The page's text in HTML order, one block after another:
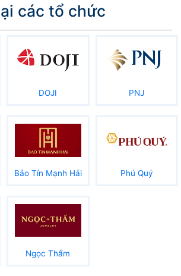
các tổ chức
DOJI PNJ
Bảo Tín Mạnh Hải Phú Quý
Ngọc Thẩm